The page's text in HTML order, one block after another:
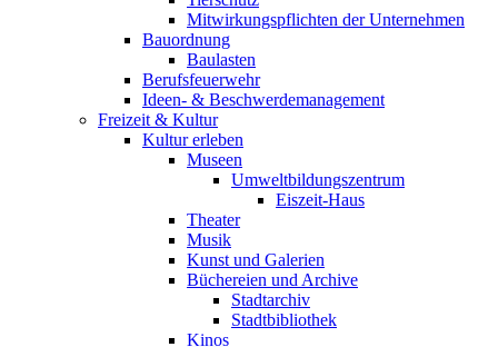
Mitwirkungspflichten der Unternehmen
Bauordnung
Baulasten
Berufsfeuerwehr
Ideen- & Beschwerdemanagement
Freizeit & Kultur
Kultur erleben
Museen
Umweltbildungszentrum
Eiszeit-Haus
Theater
Musik
Kunst und Galerien
Büchereien und Archive
Stadtarchiv
Stadtbibliothek
Kinos